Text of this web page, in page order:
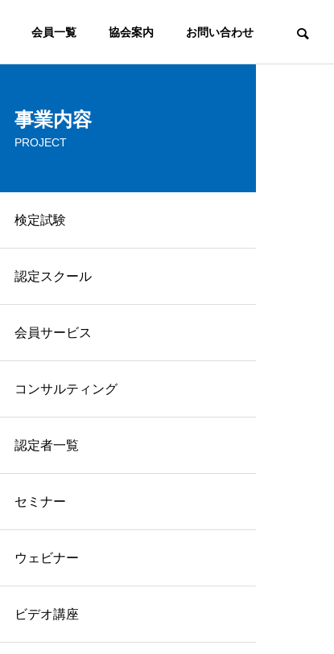
会員一覧 協会案内 お問い合わせ
ウェブマーケティング
COMMITTEE
FAQ
事業内容
PROJECT
検定試験
認定スクール
会員サービス
コンサルティング
認定者一覧
セミナー
ウェビナー
ビデオ講座